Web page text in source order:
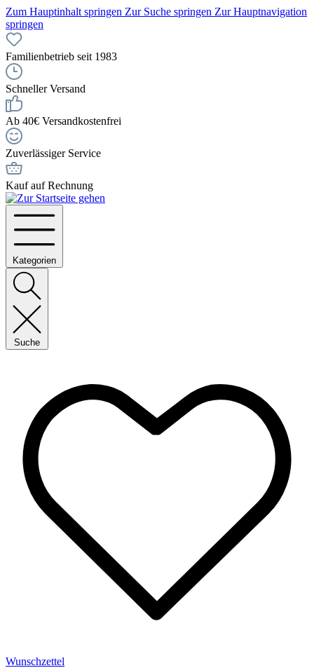
Zum Hauptinhalt springen Zur Suche springen Zur Hauptnavigation
springen
Familienbetrieb seit 1983
Schneller Versand
Ab 40€ Versandkostenfrei
Zuverlässiger Service
Kauf auf Rechnung
Kategorien
Suche
Wunschzettel